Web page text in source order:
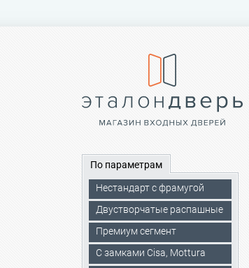
По параметрам
Нестандарт с фрамугой
Двустворчатые распашные
Премиум сегмент
C замками Cisa, Mottura